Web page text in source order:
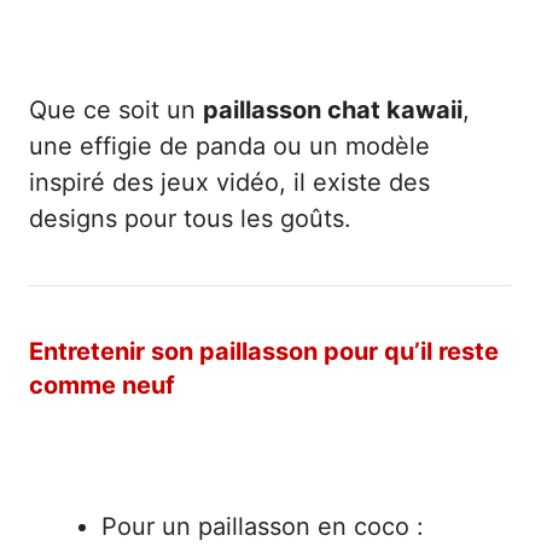
Que ce soit un paillasson chat kawaii,
une effigie de panda ou un modèle
inspiré des jeux vidéo, il existe des
designs pour tous les goûts.
Entretenir son paillasson pour qu’il reste
comme neuf
Pour un paillasson en coco :